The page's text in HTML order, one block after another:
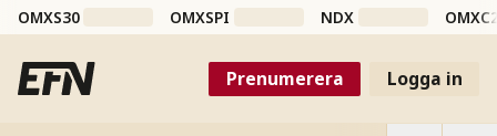
OMXS30 OMXSPI NDX
Prenumerera Logga in